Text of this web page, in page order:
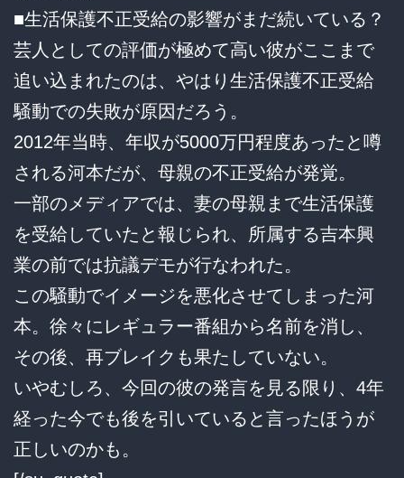
■生活保護不正受給の影響がまだ続いている？
芸人としての評価が極めて高い彼がここまで
追い込まれたのは、やはり生活保護不正受給
騒動での失敗が原因だろう。
2012年当時、年収が5000万円程度あったと噂
される河本だが、母親の不正受給が発覚。
一部のメディアでは、妻の母親まで生活保護
を受給していたと報じられ、所属する吉本興
業の前では抗議デモが行なわれた。
この騒動でイメージを悪化させてしまった河
本。徐々にレギュラー番組から名前を消し、
その後、再ブレイクも果たしていない。
いやむしろ、今回の彼の発言を見る限り、4年
経った今でも後を引いていると言ったほうが
正しいのかも。